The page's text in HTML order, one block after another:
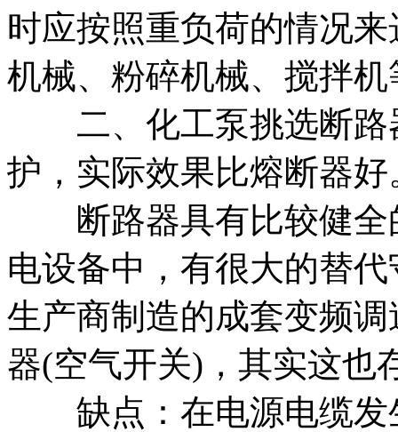
时应按照重负荷的情况
机械、粉碎机械、搅拌机
二、化工泵挑选断路
护，实际效果比熔断器好
断路器具有比较健全
电设备中，有很大的替
生产商制造的成套变频
器(空气开关)，其实这也
缺点：在电源电缆发